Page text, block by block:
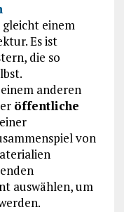
gleicht einem
Es ist
die so
anderen
öffentliche
von
auswählen, um